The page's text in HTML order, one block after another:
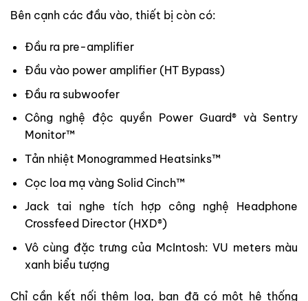
Bên cạnh các đầu vào, thiết bị còn có:
Đầu ra pre-amplifier
Đầu vào power amplifier (HT Bypass)
Đầu ra subwoofer
Công nghệ độc quyền Power Guard® và Sentry
Monitor™
Tản nhiệt Monogrammed Heatsinks™
Cọc loa mạ vàng Solid Cinch™
Jack tai nghe tích hợp công nghệ Headphone
Crossfeed Director (HXD®)
Vô cùng đặc trưng của McIntosh: VU meters màu
xanh biểu tượng
Chỉ cần kết nối thêm loa, bạn đã có một hệ thống